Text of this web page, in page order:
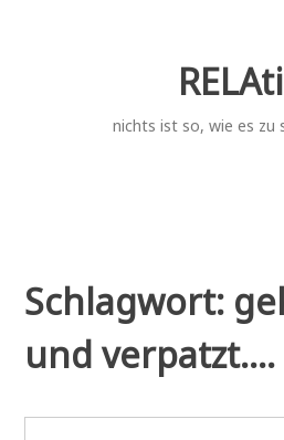
nichts ist so, wie es zu
Schlagwort:
und verpatzt....